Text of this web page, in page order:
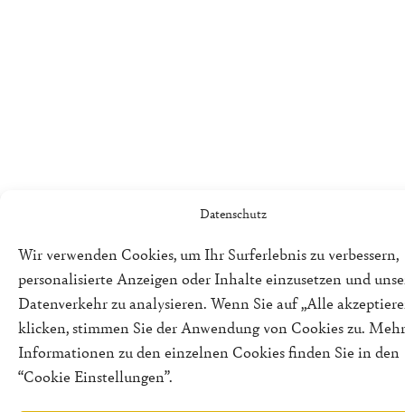
Datenschutz
Wir verwenden Cookies, um Ihr Surferlebnis zu verbessern,
personalisierte Anzeigen oder Inhalte einzusetzen und
Datenverkehr zu analysieren. Wenn Sie auf „Alle
klicken, stimmen Sie der Anwendung von Cookies zu. Mehr
Informationen zu den einzelnen Cookies finden Sie in den
“Cookie Einstellungen”.